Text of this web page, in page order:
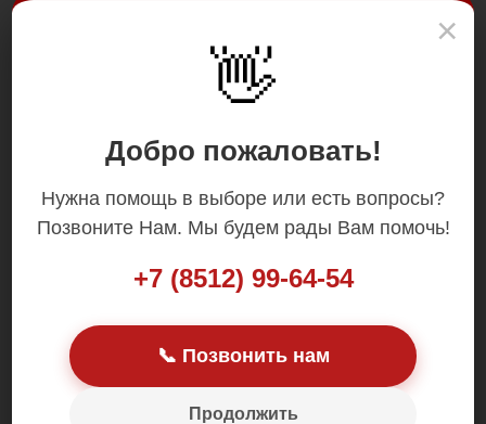
×
👋
Добро пожаловать!
Нужна помощь в выборе или есть вопросы?
Позвоните Нам. Мы будем рады Вам помочь!
+7 (8512) 99-64-54
📞 Позвонить нам
Продолжить
Цена: 100 000.00 р.